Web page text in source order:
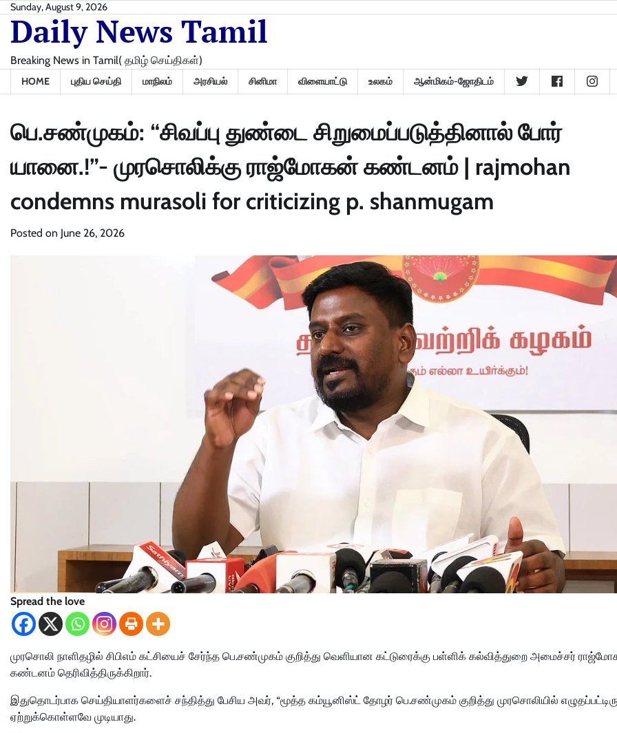
Skip
content
Sunday, August 9, 2026
Daily News Tamil
Breaking News in Tamil( தமிழ் செய்திகள்)
HOME புதிய செய்தி மாநிலம் அரசியல் சினிமா விளையாட்டு உலகம் ஆன்மிகம்-ஜோதிடம்
பெ.சண்முகம்: “சிவப்பு துண்டை சிறுமைப்படுத்தினால் போர்
யானை.!”- முரசொலிக்கு ராஜ்மோகன் கண்டனம் | rajmohan
condemns murasoli for criticizing p. shanmugam
Posted on June 26, 2026
Spread the love
முரசொலி நாளிதழில் சிபிஎம் கட்சியைச் சேர்ந்த பெ.சண்முகம் குறித்து வெளியான கட்டுரைக்கு பள்ளிக் கல்வித்துறை அமைச்சர்
கண்டனம் தெரிவித்திருக்கிறார்.
இதுதொடர்பாக செய்தியாளர்களைச் சந்தித்து பேசிய அவர், “மூத்த கம்யூனிஸ்ட் தோழர் பெ.சண்முகம் குறித்து முரசொலியில்
ஏற்றுக்கொள்ளவே முடியாது.